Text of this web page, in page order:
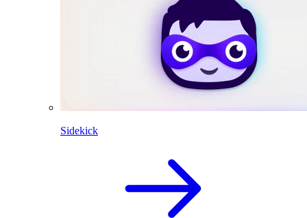
Sidekick